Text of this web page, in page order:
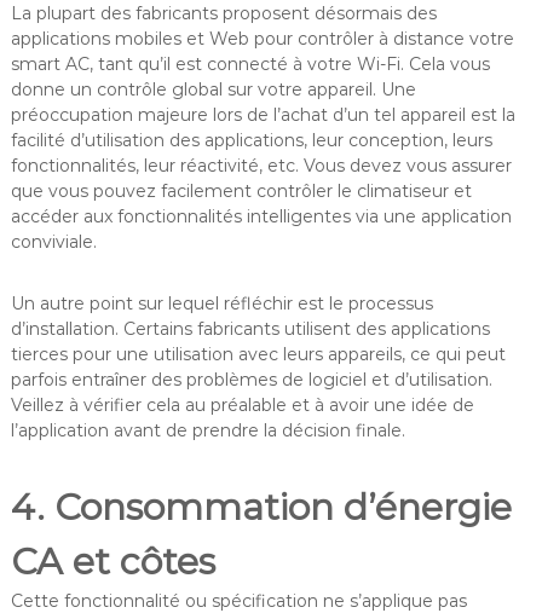
La plupart des fabricants proposent désormais des
applications mobiles et Web pour contrôler à distance votre
smart AC, tant qu’il est connecté à votre Wi-Fi. Cela vous
donne un contrôle global sur votre appareil. Une
préoccupation majeure lors de l’achat d’un tel appareil est la
facilité d’utilisation des applications, leur conception, leurs
fonctionnalités, leur réactivité, etc. Vous devez vous assurer
que vous pouvez facilement contrôler le climatiseur et
accéder aux fonctionnalités intelligentes via une application
conviviale.
Un autre point sur lequel réfléchir est le processus
d’installation. Certains fabricants utilisent des applications
tierces pour une utilisation avec leurs appareils, ce qui peut
parfois entraîner des problèmes de logiciel et d’utilisation.
Veillez à vérifier cela au préalable et à avoir une idée de
l’application avant de prendre la décision finale.
4. Consommation d’énergie
CA et côtes
Cette fonctionnalité ou spécification ne s’applique pas